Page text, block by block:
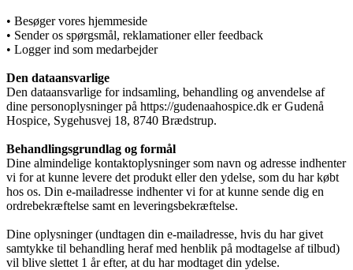
Rammer
Kunst
Donationer
• Besøger vores hjemmeside
• Sender os spørgsmål, reklamationer eller feedback
• Logger ind som medarbejder
Den dataansvarlige
Den dataansvarlige for indsamling, behandling og anvendelse af
dine personoplysninger på https://gudenaahospice.dk erGudenå
Hospice, Sygehusvej 18, 8740 Brædstrup.
Behandlingsgrundlag og formål
Dine almindelige kontaktoplysninger som navn og adresse indhenter
vi for at kunne levere det produkt eller den ydelse, som du har købt
hos os. Din e-mailadresse indhenter vi for at kunne sende dig en
ordrebekræftelse samt en leveringsbekræftelse.
Dine oplysninger (undtagen din e-mailadresse, hvis du har givet
samtykke til behandling heraf med henblik på modtagelse af tilbud)
vil blive slettet 1 år efter, at du har modtaget din ydelse.